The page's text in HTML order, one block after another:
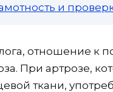
и
отношение к
При артрозе,
ткани,